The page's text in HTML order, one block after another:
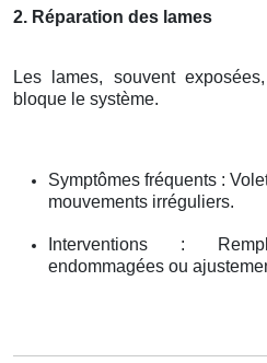
2. Réparation des lames
Les lames, souvent
bloque le système.
Symptômes fréquents :
mouvements irréguliers.
Interventions :
endommagées ou